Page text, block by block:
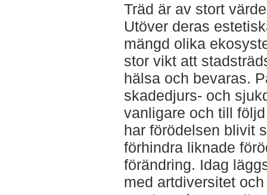
Träd är av stort
Utöver deras
mängd olika
stor vikt att
hälsa och bevaras.
skadedjurs- och
vanligare och till
har förödelsen blivit
förhindra liknade
förändring. Idag
med artdiversitet